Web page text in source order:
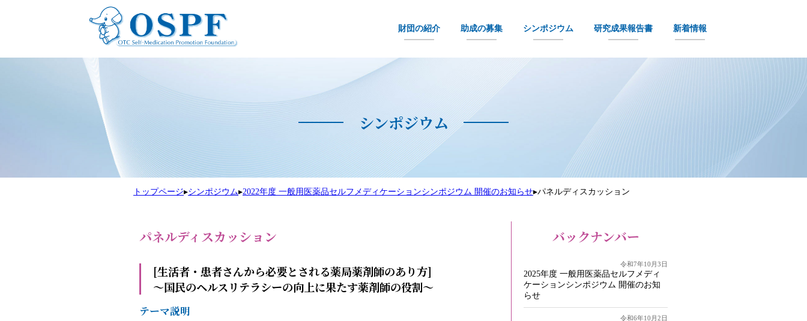
財団の紹介 助成の募集 シンポジウム 研究成果報告書 新着情報
シンポジウム
トップページ▸シンポジウム▸2022年度 一般用医薬品セルフメディケーションシンポジウム 開催のお知らせ▸パネルディスカッション
パネルディスカッション
[生活者・患者さんから必要とされる薬局薬剤師のあり方]
～国民のヘルスリテラシーの向上に果たす薬剤師の役割～
テーマ説明
バックナンバー
令和7年10月3日
2025年度 一般用医薬品セルフメディ
ケーションシンポジウム 開催のお知
らせ
令和6年10月2日